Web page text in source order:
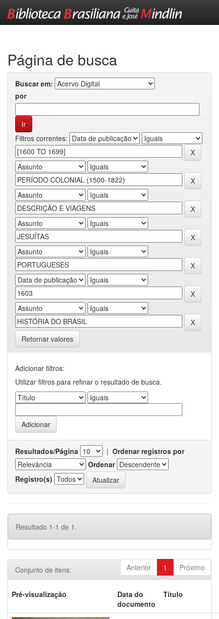
Página de busca
Buscar em:
por
Filtros correntes:
Retornar valores
Adicionar filtros:
Utilizar filtros para refinar o resultado de busca.
Resultados/Página | Ordenar registros por
Ordenar
Registro(s)
Resultado 1-1 de 1.
Anterior 1 Próximo
Conjunto de itens:
Pré-visualização
Data do
documento
Título